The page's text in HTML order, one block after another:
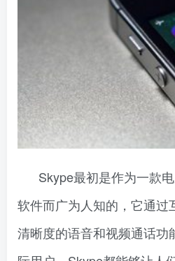
Skype最初是作为一款
软件而广为人知的，它通过
清晰度的语音和视频通话功